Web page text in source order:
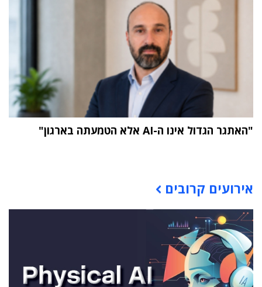
"האתגר הגדול אינו ה-AI אלא הטמעתה בארגון"
אירועים קרובים